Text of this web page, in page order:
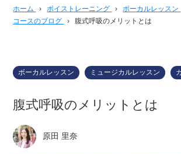
ホーム › ボイストレーニング › ボーカルレッスン
コースのブログ
› 腹式呼吸のメリットとは
ボーカルレッスン ミュージカルレッスン
腹式呼吸のメリットとは
原田 里奈